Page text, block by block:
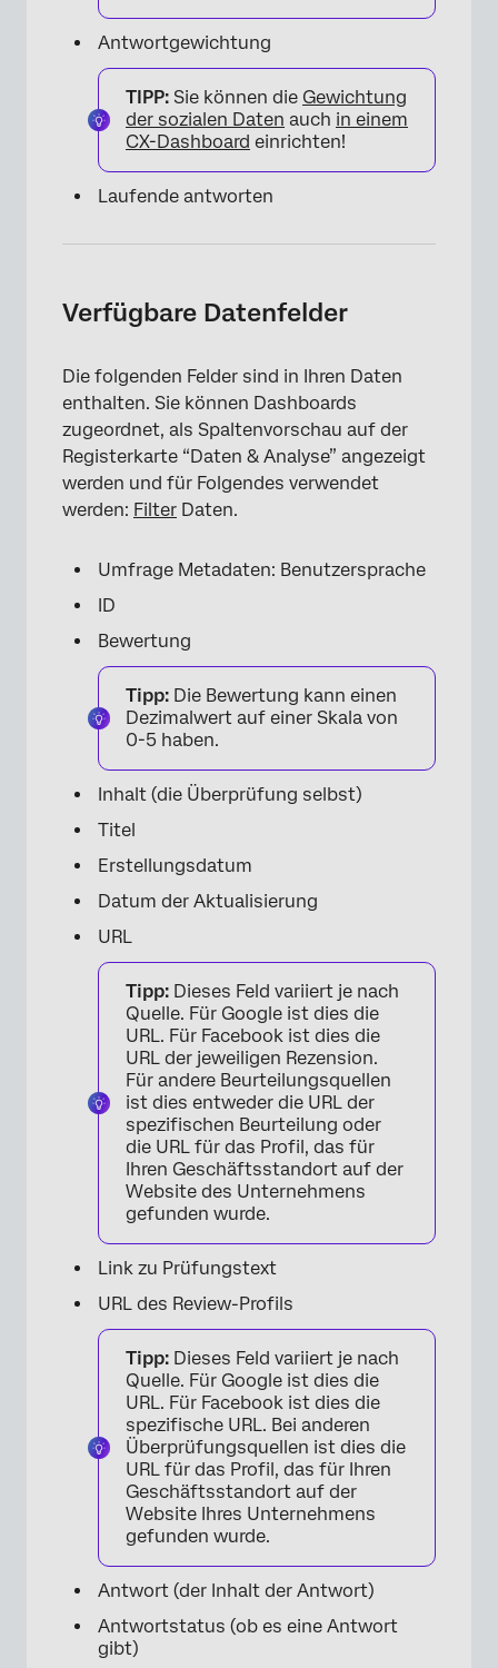
Antwortgewichtung
TIPP: Sie können die Gewichtung
der sozialen Daten auch in einem
CX-Dashboard einrichten!
Laufende antworten
Verfügbare Datenfelder
Die folgenden Felder sind in Ihren Daten
enthalten. Sie können Dashboards
zugeordnet, als Spaltenvorschau auf der
Registerkarte “Daten & Analyse” angezeigt
werden und für Folgendes verwendet
werden: Filter Daten.
Umfrage Metadaten: Benutzersprache
ID
Bewertung
Tipp: Die Bewertung kann einen
Dezimalwert auf einer Skala von
0-5 haben.
Inhalt (die Überprüfung selbst)
Titel
Erstellungsdatum
Datum der Aktualisierung
URL
Tipp: Dieses Feld variiert je nach
Quelle. Für Google ist dies die
URL. Für Facebook ist dies die
URL der jeweiligen Rezension.
Für andere Beurteilungsquellen
ist dies entweder die URL der
spezifischen Beurteilung oder
die URL für das Profil, das für
Ihren Geschäftsstandort auf der
Website des Unternehmens
gefunden wurde.
Link zu Prüfungstext
URL des Review-Profils
Tipp: Dieses Feld variiert je nach
Quelle. Für Google ist dies die
URL. Für Facebook ist dies die
spezifische URL. Bei anderen
Überprüfungsquellen ist dies die
URL für das Profil, das für Ihren
Geschäftsstandort auf der
Website Ihres Unternehmens
gefunden wurde.
Antwort (der Inhalt der Antwort)
Antwortstatus (ob es eine Antwort
gibt)